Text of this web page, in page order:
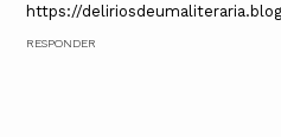
https://
RESPONDER